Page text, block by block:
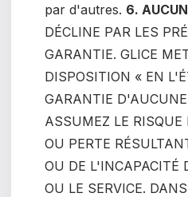
par d'autres. 6.
DÉCLINE PAR LES
GARANTIE. GLICE
DISPOSITION « EN
GARANTIE
ASSUMEZ LE
OU PERTE
OU DE L'INCAPACITÉ
OU LE SERVICE.